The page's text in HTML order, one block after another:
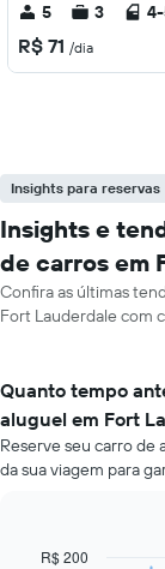
5 3
R$ 71 /dia
Insights para reservas
Insights e
de carros em
Confira as últimas
Fort Lauderdale com
Quanto tempo
aluguel em Fort
Reserve seu carro de
da sua viagem para
Line
Chart
R$ 200